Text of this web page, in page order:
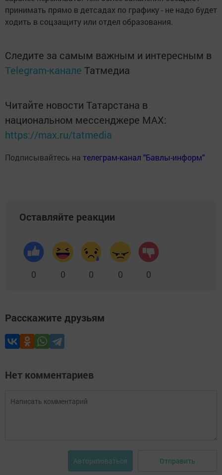
принимать прямо в детсадах по графику - не надо будет
ходить в соцзащиту или отдел образования.
Следите за самым важным и интересным в
Telegram-канале Татмедиа
Читайте новости Татарстана в
национальном мессенджере MАХ:
https://max.ru/tatmedia
Подписывайтесь на телеграм-канал "Бавлы-информ"
Оставляйте реакции
0 0 0 0 0
Расскажите друзьям
Нет комментариев
Авторизоваться Отправить